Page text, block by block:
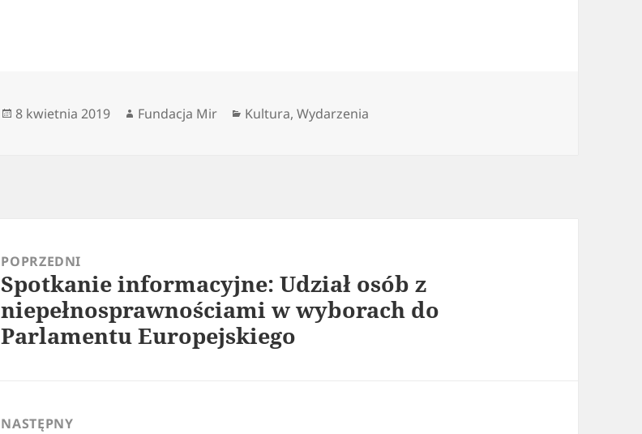
Data
8 kwietnia 2019 Autor
Fundacja Mir Kategorie
Kultura,Wydarzenia
POPRZEDNI
Poprzedni
wpis:
Spotkanie informacyjne: Udział osób z
niepełnosprawnościami w wyborach do
Parlamentu Europejskiego
NASTĘPNY